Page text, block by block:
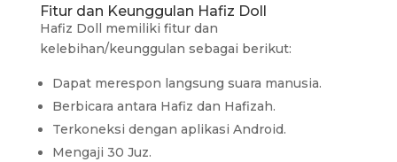
Fitur dan Keunggulan Hafiz Doll
Hafiz Doll memiliki fitur dan
kelebihan/keunggulan sebagai berikut:
Dapat merespon langsung suara manusia.
Berbicara antara Hafiz dan Hafizah.
Terkoneksi dengan aplikasi Android.
Mengaji 30 Juz.